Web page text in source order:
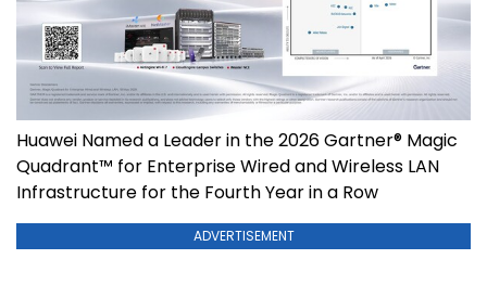
Huawei Named a Leader in the 2026 Gartner® Magic
Quadrant™ for Enterprise Wired and Wireless LAN
Infrastructure for the Fourth Year in a Row
ADVERTISEMENT